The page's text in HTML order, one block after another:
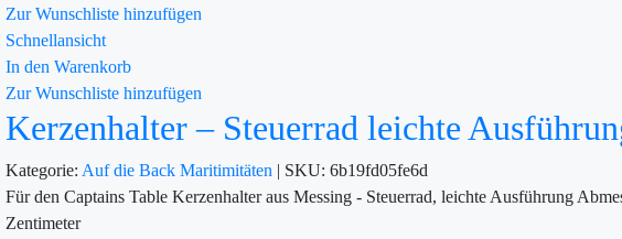
Zur Wunschliste hinzufügen
Schnellansicht
In den Warenkorb
Zur Wunschliste hinzufügen
Kerzenhalter – Steuerrad leichte
Kategorie: Auf die Back Maritimitäten | SKU: 6b19fd05fe6d
Für den Captains Table Kerzenhalter aus Messing - Steuerrad, leichte Ausführung
Zentimeter